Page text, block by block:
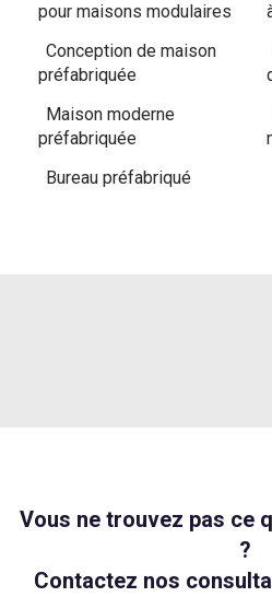
pour maisons modulaires
Conception de maison
préfabriquée
Maison moderne
préfabriquée
Bureau préfabriqué
Vous ne trouvez pas ce
?
Contactez nos